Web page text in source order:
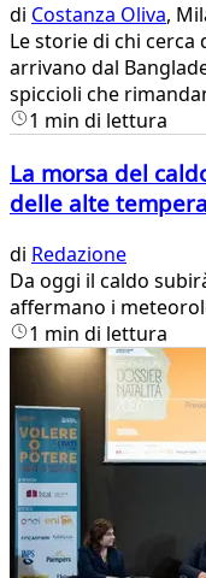
di Costanza Oliva,
Le storie di chi
arrivano dal
spiccioli che
1 min di lettura
La morsa del
delle alte
di Redazione
Da oggi il caldo
affermano i
1 min di lettura